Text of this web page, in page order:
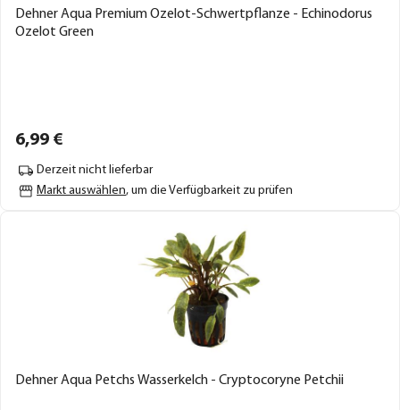
Dehner Aqua Premium Ozelot-Schwertpflanze - Echinodorus
Ozelot Green
6,99 €
Derzeit nicht lieferbar
Markt auswählen, um die Verfügbarkeit zu prüfen
Dehner Aqua Petchs Wasserkelch - Cryptocoryne Petchii